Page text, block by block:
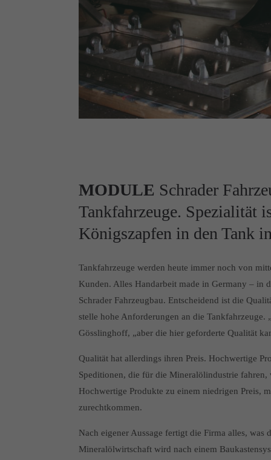
MODULE Schrader
Tankfahrzeuge. Spezialität
Königszapfen in den Tank
Tankfahrzeuge werden heute immer noch von
Kunden. Alles Handarbeit made in Germany – in
Schrader Fahrzeugbau. Entscheidend ist die
stelle hohe Anforderungen an die
Gösslinghoff, „aber die hier geforderte Qualität
Qualität hat allerdings ihren Preis. Hochwertige
Speditionen, die für die Mineralölindustrie
Hochwertige Produkte zu einem niedrigen Preis,
zurechtkommen.
Nach eigener Aussage fertigt die Firma alles,
Mineralölwirtschaft wird nach einem